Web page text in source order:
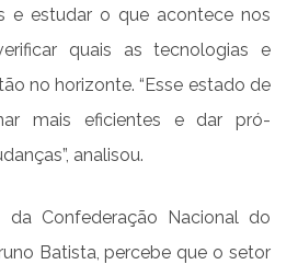
e estudar o que acontece nos
quais as tecnologias e
no horizonte. “Esse estado de
mais eficientes e dar pró-
analisou.
da Confederação Nacional do
Batista, percebe que o setor